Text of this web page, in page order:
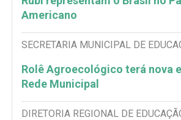
Americano
SECRETARIA MUNICIPAL DE
Rolê Agroecológico terá nova
Rede Municipal
DIRETORIA REGIONAL DE